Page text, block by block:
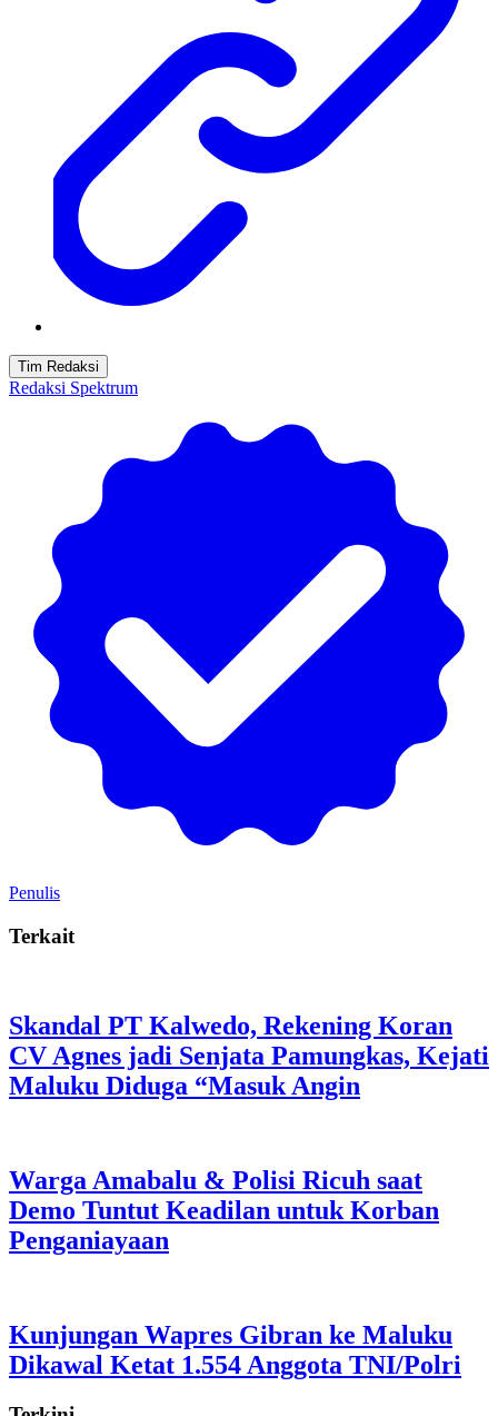
Tim Redaksi
Redaksi Spektrum
Penulis
Terkait
Skandal PT Kalwedo, Rekening Koran
CV Agnes jadi Senjata Pamungkas, Kejati
Maluku Diduga “Masuk Angin
Warga Amabalu & Polisi Ricuh saat
Demo Tuntut Keadilan untuk Korban
Penganiayaan
Kunjungan Wapres Gibran ke Maluku
Dikawal Ketat 1.554 Anggota TNI/Polri